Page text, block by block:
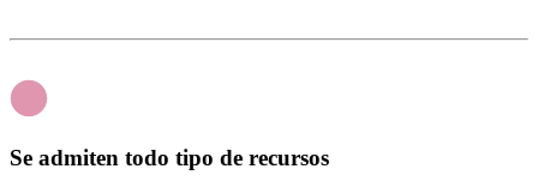
Se admiten todo tipo de recursos